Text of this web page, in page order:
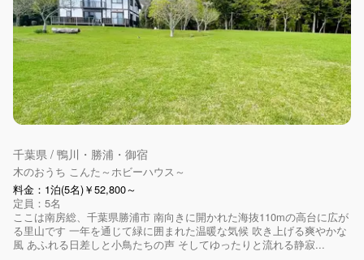
千葉県 / 鴨川・勝浦・御宿
木のおうち こんた～ホビーハウス～
料金：1泊(5名)￥52,800～
定員：5名
ここは南房総、千葉県勝浦市 南向きに開かれた海抜110mの高台に広が
る里山です 一年を通じて緑に囲まれた温暖な気候 吹き上げる爽やかな
風 あふれる日差しと小鳥たちの声 そしてゆったりと流れる静寂...